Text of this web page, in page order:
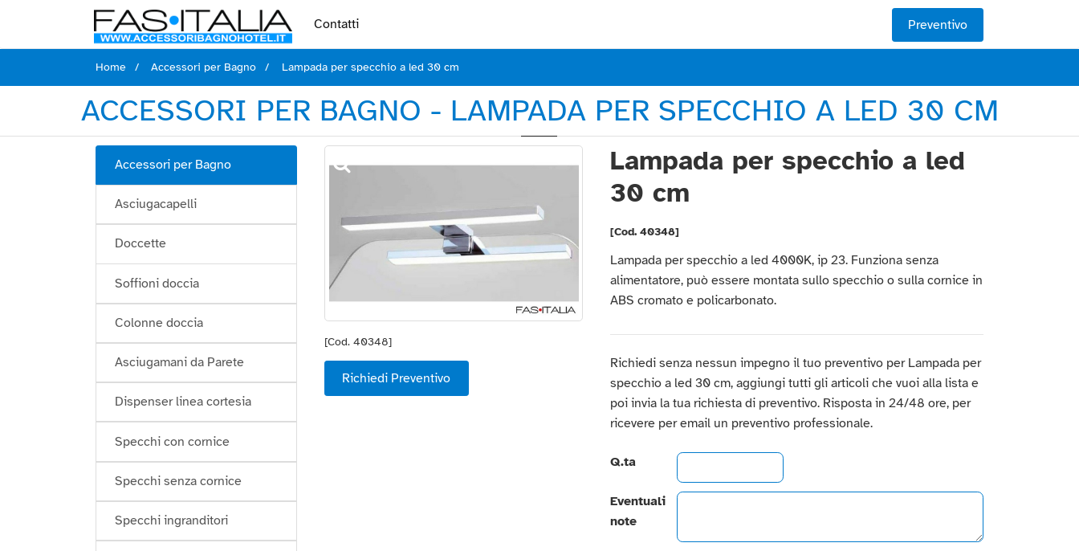
Contatti Preventivo
Home Accessori per Bagno Lampada per specchio a led 30 cm
ACCESSORI PER BAGNO - LAMPADA PER SPECCHIO A LED 30 CM
Accessori per Bagno
Asciugacapelli
Doccette
Soffioni doccia
Colonne doccia
Asciugamani da Parete
Dispenser linea cortesia
Specchi con cornice
Specchi senza cornice
Specchi ingranditori
[Cod. 40348]
Richiedi Preventivo
Lampada per specchio a led
30 cm
[Cod. 40348]
Lampada per specchio a led 4000K, ip 23. Funziona senza
alimentatore, può essere montata sullo specchio o sulla cornice in
ABS cromato e policarbonato.
Richiedi senza nessun impegno il tuo preventivo per Lampada per
specchio a led 30 cm, aggiungi tutti gli articoli che vuoi alla lista e
poi invia la tua richiesta di preventivo. Risposta in 24/48 ore, per
ricevere per email un preventivo professionale.
Q.ta
Eventuali
note